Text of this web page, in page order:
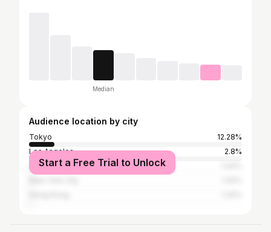
Median
Audience location by city
Tokyo
12.28%
Los Angeles
2.8%
Osaka
Start a Free Trial to Unlock